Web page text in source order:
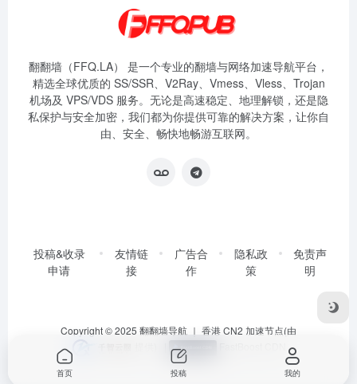
翻翻墙（FFQ.LA） 是一个专业的翻墙与网络加速导航平台，
精选全球优质的 SS/SSR、V2Ray、Vmess、Vless、Trojan
机场及 VPS/VDS 服务。无论是高速稳定、地理解锁，还是隐
私保护与安全加密，我们都为你提供可靠的解决方案，让你自
由、安全、畅快地畅游互联网。
投稿&收录
申请
友情链
接
广告合
作
隐私政
策
免责声
明
Copyright © 2025 翻翻墙导航 ｜ 香港 CN2 加速节点(由
首页 投稿 我的